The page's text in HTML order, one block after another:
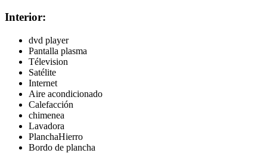
Interior:
dvd player
Pantalla plasma
Télevision
Satélite
Internet
Aire acondicionado
Calefacción
chimenea
Lavadora
PlanchaHierro
Bordo de plancha